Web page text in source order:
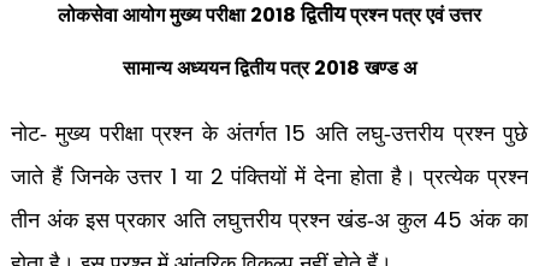
लोकसेवा आयोग मुख्य परीक्षा 2018 द्वितीयप्रश्न पत्र एवं उत्तर
सामान्य अध्ययन द्वितीय पत्र 2018 खण्ड अ
नोट- मुख्य परीक्षा प्रश्न के अंतर्गत15 अति लघु-उत्तरीय प्रश्न पुछे
जाते हैं जिनके उत्तर1 या 2 पंक्तियों में देना होता है। प्रत्येक प्रश्न
तीन अंक इस प्रकार अति लघुत्तरीय प्रश्न खंड-अ कुल 45 अंक का